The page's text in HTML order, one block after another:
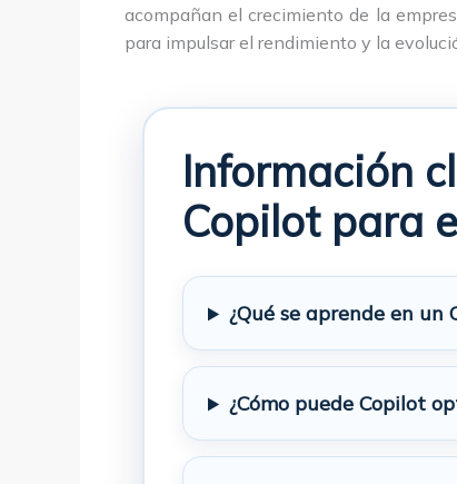
acompañan el crecimiento de la
para impulsar el rendimiento y la
Información
Copilot para
¿Qué se aprende en un
¿Cómo puede Copilot